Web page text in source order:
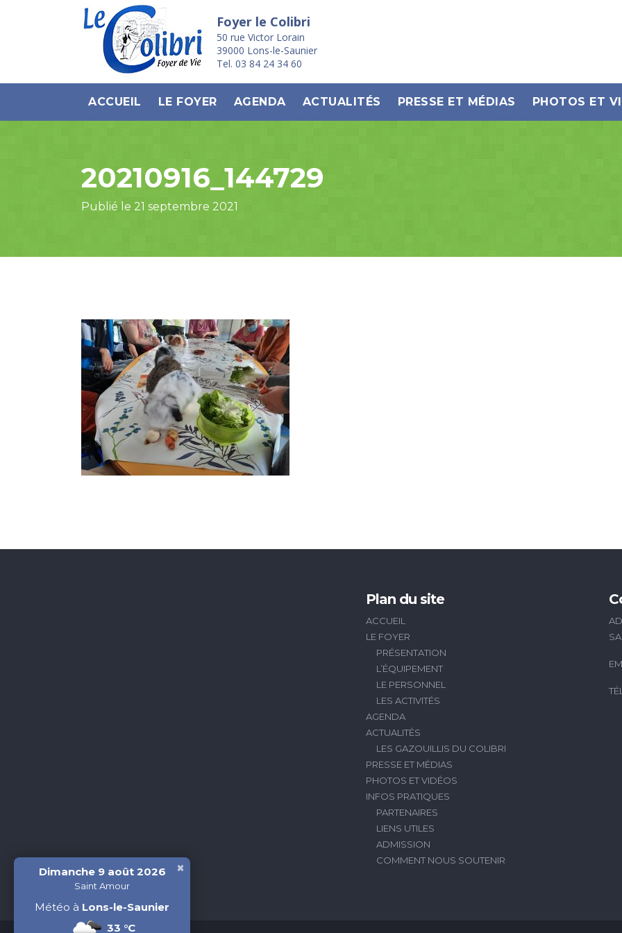
Foyer le Colibri
50 rue Victor Lorain
39000 Lons-le-Saunier
Tel. 03 84 24 34 60
ACCUEIL LE FOYER AGENDA ACTUALITÉS PRESSE ET MÉDIAS PHOTOS ET
20210916_144729
Publié le 21 septembre 2021
Plan du site
ACCUEIL
LE FOYER
PRÉSENTATION
L’ÉQUIPEMENT
LE PERSONNEL
LES ACTIVITÉS
AGENDA
ACTUALITÉS
LES GAZOUILLIS DU COLIBRI
PRESSE ET MÉDIAS
PHOTOS ET VIDÉOS
INFOS PRATIQUES
PARTENAIRES
LIENS UTILES
ADMISSION
COMMENT NOUS SOUTENIR
Dimanche 9 août 2026
Saint Amour
Météo à Lons-le-Saunier
33 °C
×